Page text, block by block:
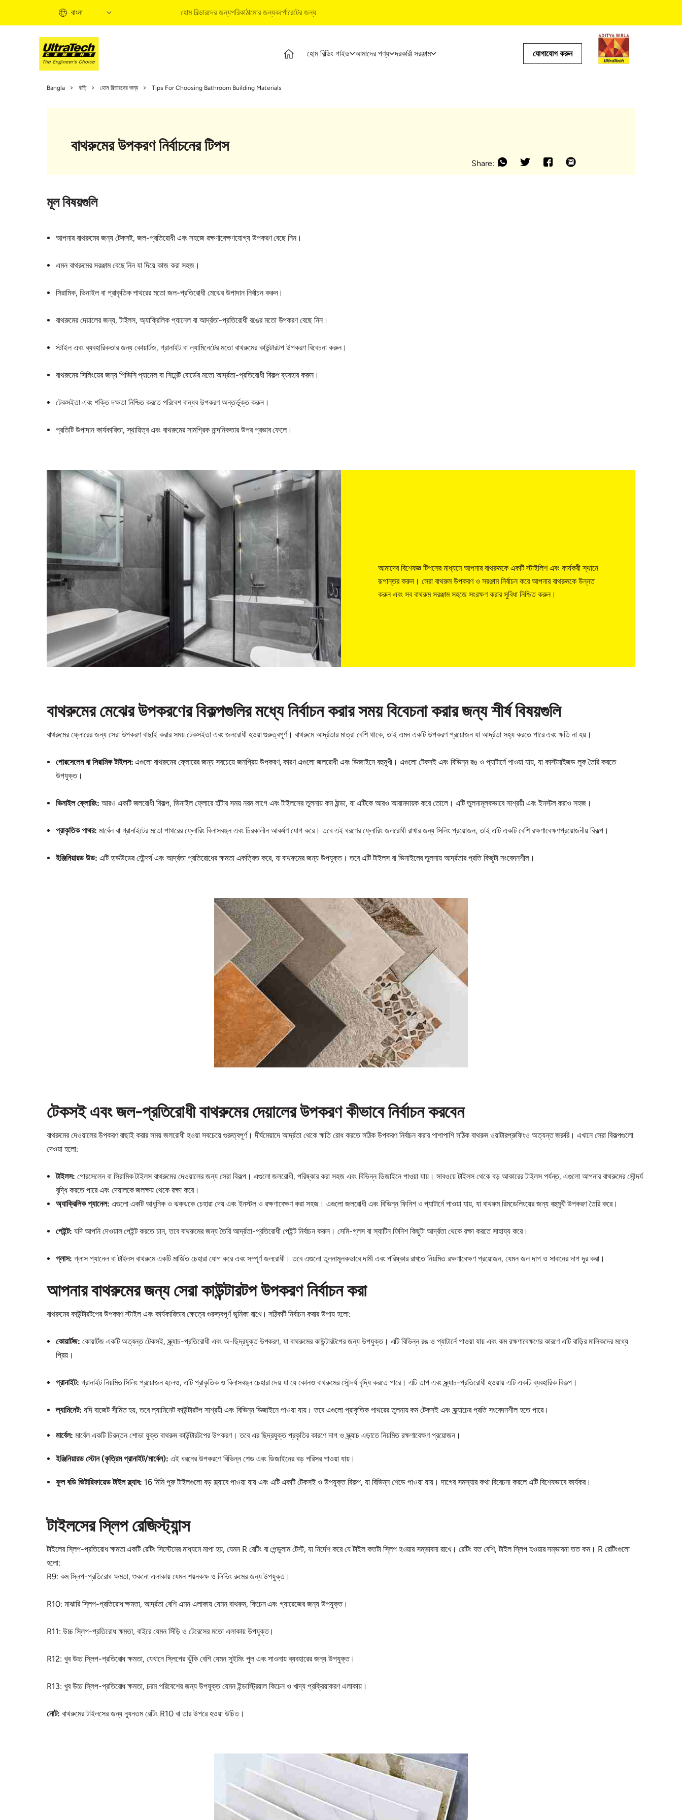
বাংলা হোম বিল্ডারদের জন্যপরিকাঠামোর জন্যকর্পোরেটের জন্য
হোম বিল্ডিং গাইড আমাদের পণ্য দরকারী সরঞ্জাম
বাই সলিউশন
যোগাযোগ করুন
Bangla বাড়ি হোম বিল্ডারদের জন্য Tips For Choosing Bathroom Building Materials
বাথরুমের উপকরণ নির্বাচনের টিপস
Share:
মূল বিষয়গুলি
আপনার বাথরুমের জন্য টেকসই, জল-প্রতিরোধী এবং সহজে রক্ষণাবেক্ষণযোগ্য উপকরণ বেছে নিন।
এমন বাথরুমের সরঞ্জাম বেছে নিন যা দিয়ে কাজ করা সহজ।
সিরামিক, ভিনাইল বা প্রাকৃতিক পাথরের মতো জল-প্রতিরোধী মেঝের উপাদান নির্বাচন করুন।
বাথরুমের দেয়ালের জন্য, টাইলস, অ্যাক্রিলিক প্যানেল বা আর্দ্রতা-প্রতিরোধী রঙের মতো উপকরণ বেছে নিন।
স্টাইল এবং ব্যবহারিকতার জন্য কোয়ার্টজ, গ্রানাইট বা ল্যামিনেটের মতো বাথরুমের কাউন্টারটপ উপকরণ বিবেচনা করুন।
বাথরুমের সিলিংয়ের জন্য পিভিসি প্যানেল বা সিমেন্ট বোর্ডের মতো আর্দ্রতা-প্রতিরোধী বিকল্প ব্যবহার করুন।
টেকসইতা এবং শক্তি দক্ষতা নিশ্চিত করতে পরিবেশ বান্ধব উপকরণ অন্তর্ভুক্ত করুন।
প্রতিটি উপাদান কার্যকারিতা, স্থায়িত্ব এবং বাথরুমের সামগ্রিক নান্দনিকতার উপর প্রভাব ফেলে।
আমাদের বিশেষজ্ঞ টিপসের মাধ্যমে আপনার বাথরুমকে একটি স্টাইলিশ এবং কার্যকরী স্থানে
রূপান্তর করুন। সেরা বাথরুম উপকরণ ও সরঞ্জাম নির্বাচন করে আপনার বাথরুমকে উন্নত
করুন এবং সব বাথরুম সরঞ্জাম সহজে সংরক্ষণ করার সুবিধা নিশ্চিত করুন।
বাথরুমের মেঝের উপকরণের বিকল্পগুলির মধ্যে নির্বাচন করার সময় বিবেচনা করার জন্য শীর্ষ বিষয়গুলি
বাথরুমের ফ্লোরের জন্য সেরা উপকরণ বাছাই করার সময় টেকসইতা এবং জলরোধী হওয়া গুরুত্বপূর্ণ। বাথরুমে আর্দ্রতার মাত্রা বেশি থাকে, তাই এমন একটি উপকরণ প্রয়োজন যা আর্দ্রতা সহ্য করতে পারে এবং ক্ষতি না হয়।
পোরসেলেন বা সিরামিক টাইলস:এগুলো বাথরুমের ফ্লোরের জন্য সবচেয়ে জনপ্রিয় উপকরণ, কারণ এগুলো জলরোধী এবং ডিজাইনে বহুমুখী। এগুলো টেকসই এবং বিভিন্ন রঙ ও প্যাটার্নে পাওয়া যায়, যা কাস্টমাইজড লুক তৈরি করতে
উপযুক্ত।
ভিনাইল ফ্লোরিং: আরও একটি জলরোধী বিকল্প, ভিনাইল ফ্লোরে হাঁটার সময় নরম লাগে এবং টাইলসের তুলনায় কম ঠান্ডা, যা এটিকে আরও আরামদায়ক করে তোলে। এটি তুলনামূলকভাবে সাশ্রয়ী এবং ইনস্টল করাও সহজ।
প্রাকৃতিক পাথর: মার্বেল বা গ্রানাইটের মতো পাথরের ফ্লোরিং বিলাসবহুল এবং চিরকালীন আকর্ষণ যোগ করে। তবে এই ধরণের ফ্লোরিং জলরোধী রাখার জন্য সিলিং প্রয়োজন, তাই এটি একটি বেশি রক্ষণাবেক্ষণপ্রয়োজনীয় বিকল্প।
ইঞ্জিনিয়ারড উড: এটি হার্ডউডের সৌন্দর্য এবং আর্দ্রতা প্রতিরোধের ক্ষমতা একত্রিত করে, যা বাথরুমের জন্য উপযুক্ত। তবে এটি টাইলস বা ভিনাইলের তুলনায় আর্দ্রতার প্রতি কিছুটা সংবেদনশীল।
টেকসই এবং জল-প্রতিরোধী বাথরুমের দেয়ালের উপকরণ কীভাবে নির্বাচন করবেন
বাথরুমের দেওয়ালের উপকরণ বাছাই করার সময় জলরোধী হওয়া সবচেয়ে গুরুত্বপূর্ণ। দীর্ঘমেয়াদে আর্দ্রতা থেকে ক্ষতি রোধ করতে সঠিক উপকরণ নির্বাচন করার পাশাপাশি সঠিক বাথরুম ওয়াটারপ্রুফিংও অত্যন্ত জরুরি। এখানে সেরা বিকল্পগুলো
দেওয়া হলো:
টাইলস: পোরসেলেন বা সিরামিক টাইলস বাথরুমের দেওয়ালের জন্য সেরা বিকল্প। এগুলো জলরোধী, পরিষ্কার করা সহজ এবং বিভিন্ন ডিজাইনে পাওয়া যায়। সাবওয়ে টাইলস থেকে বড় আকারের টাইলস পর্যন্ত, এগুলো আপনার বাথরুমের সৌন্দর্য
বৃদ্ধি করতে পারে এবং দেয়ালকে জলক্ষয় থেকে রক্ষা করে।
অ্যাক্রিলিক প্যানেল: এগুলো একটি আধুনিক ও ঝকঝকে চেহারা দেয় এবং ইনস্টল ও রক্ষণাবেক্ষণ করা সহজ। এগুলো জলরোধী এবং বিভিন্ন ফিনিশ ও প্যাটার্নে পাওয়া যায়, যা বাথরুম রিমডেলিংয়ের জন্য বহুমুখী উপকরণ তৈরি করে।
পেইন্ট: যদি আপনি দেওয়াল পেইন্ট করতে চান, তবে বাথরুমের জন্য তৈরি আর্দ্রতা-প্রতিরোধী পেইন্ট নির্বাচন করুন। সেমি-গ্লস বা স্যাটিন ফিনিশ কিছুটা আর্দ্রতা থেকে রক্ষা করতে সাহায্য করে।
গ্লাস: গ্লাস প্যানেল বা টাইলস বাথরুমে একটি মার্জিত চেহারা যোগ করে এবং সম্পূর্ণ জলরোধী। তবে এগুলো তুলনামূলকভাবে দামী এবং পরিষ্কার রাখতে নিয়মিত রক্ষণাবেক্ষণ প্রয়োজন, যেমন জল দাগ ও সাবানের দাগ দূর করা।
আপনার বাথরুমের জন্য সেরা কাউন্টারটপ উপকরণ নির্বাচন করা
বাথরুমের কাউন্টারটপের উপকরণ স্টাইল এবং কার্যকারিতার ক্ষেত্রে গুরুত্বপূর্ণ ভূমিকা রাখে। সঠিকটি নির্বাচন করার উপায় হলো:
কোয়ার্টজ: কোয়ার্টজ একটি অত্যন্ত টেকসই, স্ক্র্যাচ-প্রতিরোধী এবং অ-ছিদ্রযুক্ত উপকরণ, যা বাথরুমের কাউন্টারটপের জন্য উপযুক্ত। এটি বিভিন্ন রঙ ও প্যাটার্নে পাওয়া যায় এবং কম রক্ষণাবেক্ষণের কারণে এটি বাড়ির মালিকদের মধ্যে
প্রিয়।
গ্রানাইট: গ্রানাইট নিয়মিত সিলিং প্রয়োজন হলেও, এটি প্রাকৃতিক ও বিলাসবহুল চেহারা দেয় যা যে কোনও বাথরুমের সৌন্দর্য বৃদ্ধি করতে পারে। এটি তাপ এবং স্ক্র্যাচ-প্রতিরোধী হওয়ায় এটি একটি ব্যবহারিক বিকল্প।
ল্যামিনেট: যদি বাজেট সীমিত হয়, তবে ল্যামিনেট কাউন্টারটপ সাশ্রয়ী এবং বিভিন্ন ডিজাইনে পাওয়া যায়। তবে এগুলো প্রাকৃতিক পাথরের তুলনায় কম টেকসই এবং স্ক্র্যাচের প্রতি সংবেদনশীল হতে পারে।
মার্বেল: মার্বেল একটি চিরন্তন শোভা যুক্ত বাথরুম কাউন্টারটপের উপকরণ। তবে এর ছিদ্রযুক্ত প্রকৃতির কারণে দাগ ও স্ক্র্যাচ এড়াতে নিয়মিত রক্ষণাবেক্ষণ প্রয়োজন।
ইঞ্জিনিয়ারড স্টোন (কৃত্রিম গ্রানাইট/মার্বেল): এই ধরনের উপকরণে বিভিন্ন শেড এবং ডিজাইনের বড় পরিসর পাওয়া যায়।
ফুল বডি ভিটারিফায়েড টাইল স্ল্যাব: 16 মিমি পুরু টাইলগুলো বড় স্ল্যাবে পাওয়া যায় এবং এটি একটি টেকসই ও উপযুক্ত বিকল্প, যা বিভিন্ন শেডে পাওয়া যায়। দাগের সমস্যার কথা বিবেচনা করলে এটি বিশেষভাবে কার্যকর।
টাইলসের স্লিপ রেজিস্ট্যান্স
টাইলের স্লিপ-প্রতিরোধ ক্ষমতা একটি রেটিং সিস্টেমের মাধ্যমে মাপা হয়, যেমন R রেটিং বা পেন্ডুলাম টেস্ট, যা নির্দেশ করে যে টাইল কতটা স্লিপ হওয়ার সম্ভাবনা রাখে। রেটিং যত বেশি, টাইল স্লিপ হওয়ার সম্ভাবনা তত কম। R রেটিংগুলো
হলো:
R9: কম স্লিপ-প্রতিরোধ ক্ষমতা, শুকনো এলাকায় যেমন শয়নকক্ষ ও লিভিং রুমের জন্য উপযুক্ত।
R10: মাঝারি স্লিপ-প্রতিরোধ ক্ষমতা, আর্দ্রতা বেশি এমন এলাকায় যেমন বাথরুম, কিচেন এবং গ্যারেজের জন্য উপযুক্ত।
R11: উচ্চ স্লিপ-প্রতিরোধ ক্ষমতা, বাইরে যেমন সিঁড়ি ও টেরেসের মতো এলাকায় উপযুক্ত।
R12: খুব উচ্চ স্লিপ-প্রতিরোধ ক্ষমতা, যেখানে স্লিপের ঝুঁকি বেশি যেমন সুইমিং পুল এবং সাওনায় ব্যবহারের জন্য উপযুক্ত।
R13: খুব উচ্চ স্লিপ-প্রতিরোধ ক্ষমতা, চরম পরিবেশের জন্য উপযুক্ত যেমন ইন্ডাস্ট্রিয়াল কিচেন ও খাদ্য প্রক্রিয়াকরণ এলাকায়।
নোট: বাথরুমের টাইলসের জন্য ন্যূনতম রেটিং R10 বা তার উপরে হওয়া উচিত।